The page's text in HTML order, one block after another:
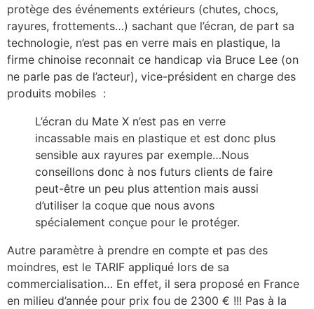
protège des événements extérieurs (chutes, chocs,
rayures, frottements…) sachant que l’écran, de part sa
technologie, n’est pas en verre mais en plastique, la
firme chinoise reconnait ce handicap via Bruce Lee (on
ne parle pas de l’acteur), vice-président en charge des
produits mobiles :
L’écran du Mate X n’est pas en verre
incassable mais en plastique et est donc plus
sensible aux rayures par exemple…Nous
conseillons donc à nos futurs clients de faire
peut-être un peu plus attention mais aussi
d’utiliser la coque que nous avons
spécialement conçue pour le protéger.
Autre paramètre à prendre en compte et pas des
moindres, est le TARIF appliqué lors de sa
commercialisation… En effet, il sera proposé en France
en milieu d’année pour prix fou de 2300 € !!! Pas à la